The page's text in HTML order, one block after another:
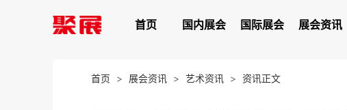
首页 国内展会 国际展会 展会资讯
首页 > 展会资讯 > 艺术资讯 > 资讯正文